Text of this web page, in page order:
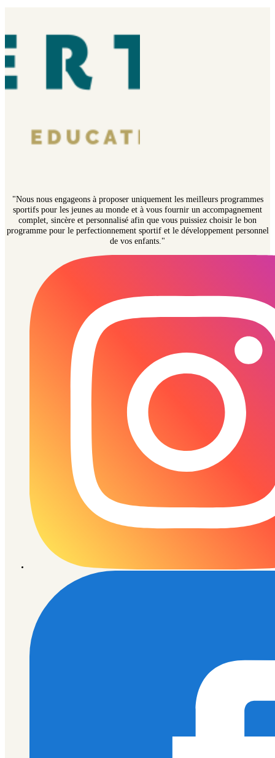
"Nous nous engageons à proposer uniquement les meilleurs programmes
sportifs pour les jeunes au monde et à vous fournir un accompagnement
complet, sincère et personnalisé afin que vous puissiez choisir le bon
programme pour le perfectionnement sportif et le développement personnel
de vos enfants."